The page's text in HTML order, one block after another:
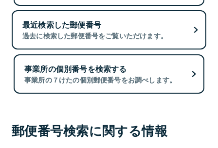
最近検索した郵便番号
過去に検索した郵便番号をご覧いただけます。
事業所の個別番号を検索する
事業所の７けたの個別郵便番号をお調べします。
郵便番号検索に関する情報